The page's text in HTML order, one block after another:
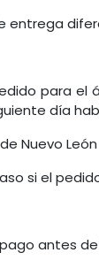
para el
día
Nuevo
si el
antes